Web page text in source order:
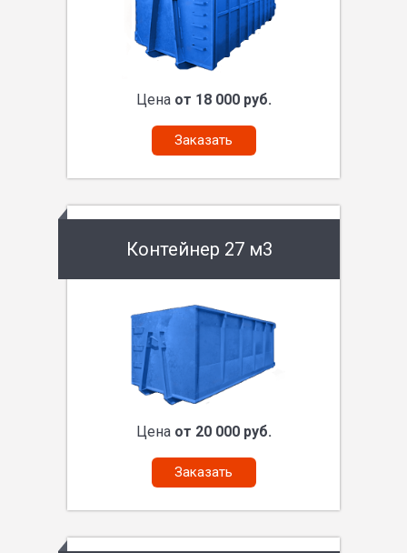
Цена от 18 000 руб.
Заказать
Контейнер 27 м3
Цена от 20 000 руб.
Заказать